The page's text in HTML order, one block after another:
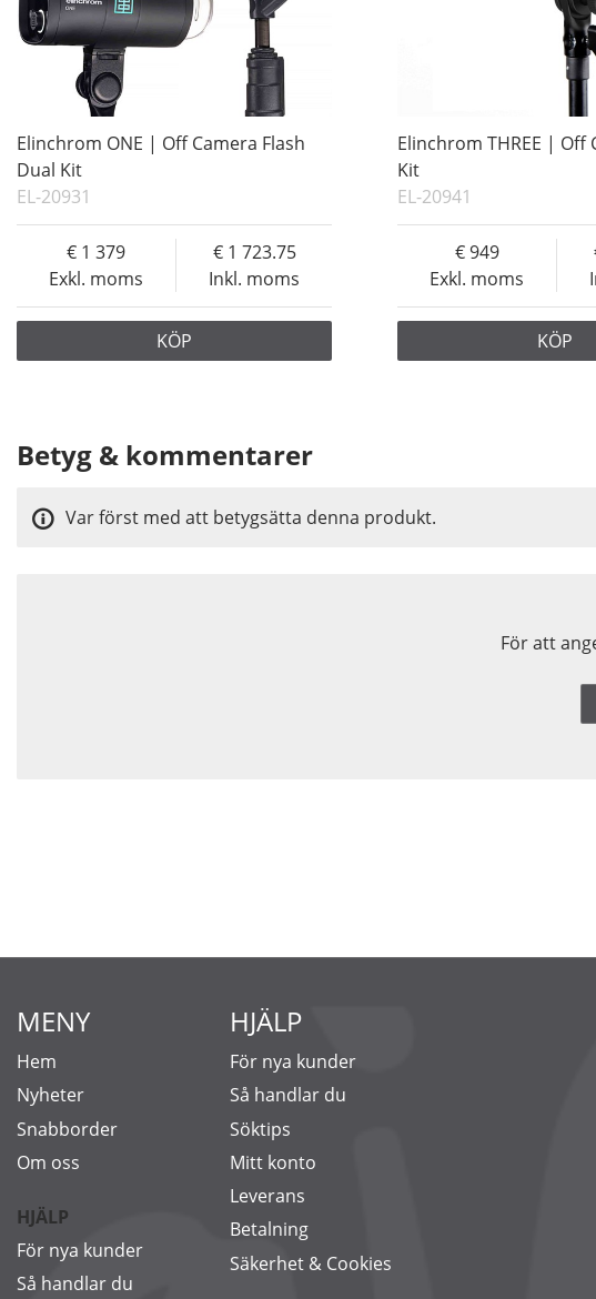
Elinchrom ONE | Off Camera Flash
Dual Kit
EL-20931
Exkl. moms
1 379
Inkl. moms
1 723.75
KÖP
Elinchrom THREE | Off
Kit
EL-20941
Exkl. moms
949
KÖP
Betyg & kommentarer
För att
Var först med att betygsätta denna produkt.
MENY
Hem
Nyheter
Snabborder
Om oss
HJÄLP
För nya kunder
Så handlar du
HJÄLP
För nya kunder
Så handlar du
Söktips
Mitt konto
Leverans
Betalning
Säkerhet & Cookies